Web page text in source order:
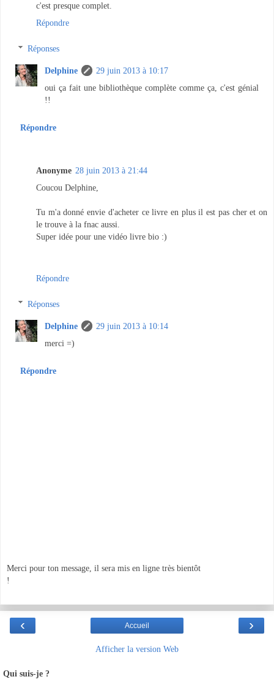
c'est presque complet.
Répondre
Réponses
Delphine
29 juin 2013 à 10:17
oui ça fait une bibliothèque complète comme ça, c'est génial
!!
Répondre
Anonyme 28 juin 2013 à 21:44
Coucou Delphine,
Tu m'a donné envie d'acheter ce livre en plus il est pas cher et on
le trouve à la fnac aussi.
Super idée pour une vidéo livre bio :)
Répondre
Réponses
Delphine
29 juin 2013 à 10:14
merci =)
Répondre
Merci pour ton message, il sera mis en ligne très bientôt
!
‹ ›
Accueil
Afficher la version Web
Qui suis-je ?